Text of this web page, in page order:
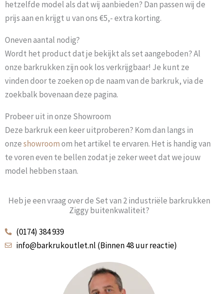
hetzelfde model als dat wij aanbieden? Dan passen wij de
prijs aan en krijgt u van ons €5,- extra korting.
Oneven aantal nodig?
Wordt het product dat je bekijkt als set aangeboden? Al
onze barkrukken zijn ook los verkrijgbaar! Je kunt ze
vinden door te zoeken op de naam van de barkruk, via de
zoekbalk bovenaan deze pagina.
Probeer uit in onze Showroom
Deze barkruk een keer uitproberen? Kom dan langs in
onzeshowroomom het artikel te ervaren. Het is handig van
te voren even te bellen zodat je zeker weet dat we jouw
model hebben staan.
Heb je een vraag over de Set van 2 industriële barkrukken
Ziggy buitenkwaliteit?
(0174) 384 939
info@barkrukoutlet.nl (Binnen 48 uur reactie)